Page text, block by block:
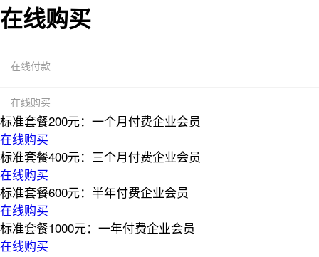
在线购买
在线付款
在线购买
标准套餐200元：一个月付费企业会员
在线购买
标准套餐400元：三个月付费企业会员
在线购买
标准套餐600元：半年付费企业会员
在线购买
标准套餐1000元：一年付费企业会员
在线购买